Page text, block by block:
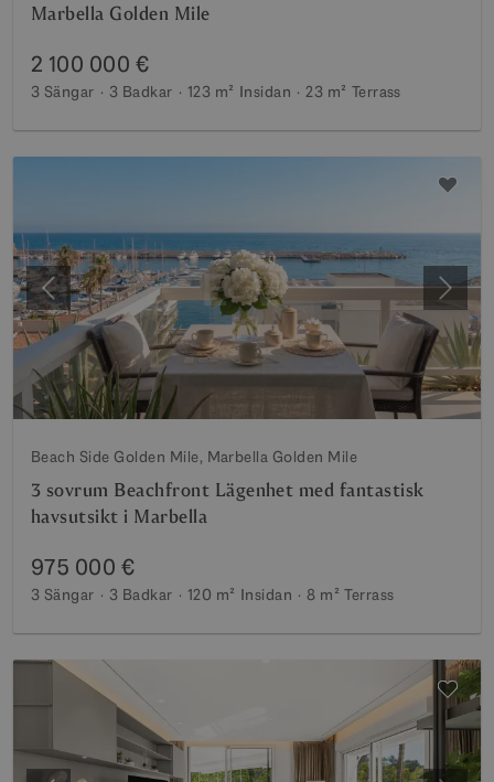
Marbella Golden Mile
2 100 000 €
3 Sängar 3 Badkar 123 m² Insidan 23 m² Terrass
Föregående Nästa
Beach Side Golden Mile, Marbella Golden Mile
3 sovrum Beachfront Lägenhet med fantastisk
havsutsikt i Marbella
975 000 €
3 Sängar 3 Badkar 120 m² Insidan 8 m² Terrass